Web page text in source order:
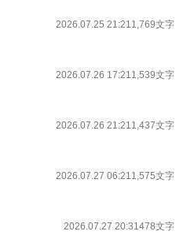
2026.07.25 21:211,769文字
2026.07.26 17:211,539文字
2026.07.26 21:211,437文字
2026.07.27 06:211,575文字
2026.07.27 20:31478文字